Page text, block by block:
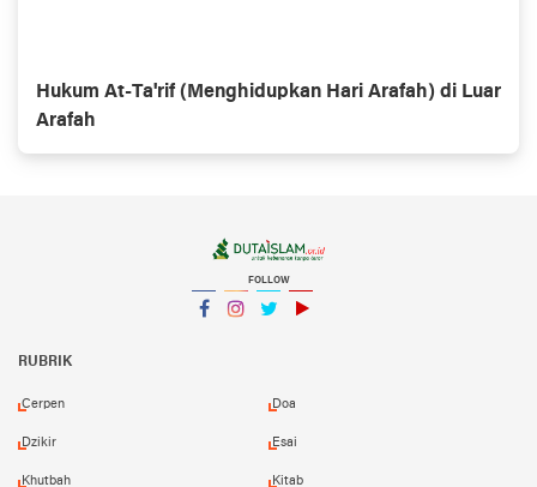
Hukum At-Ta'rif (Menghidupkan Hari Arafah) di Luar
Arafah
FOLLOW
RUBRIK
Cerpen Doa
Dzikir Esai
Khutbah Kitab